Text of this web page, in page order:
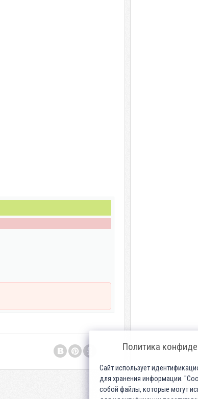
Политика
Сайт использует
для хранения информации.
собой файлы, которые могут